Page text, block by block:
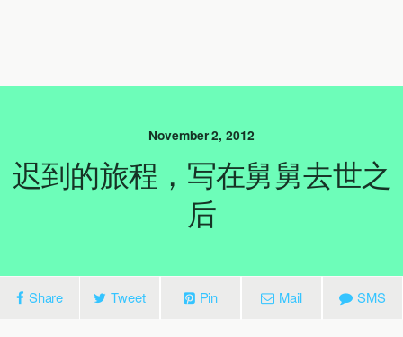
November 2, 2012
迟到的旅程，写在舅舅去世之
后
Share Tweet Pin Mail SMS